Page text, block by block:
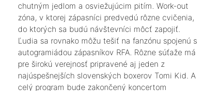
chutným jedlom a osviežujúcim pitím. Work-out
zóna, v ktorej zápasníci predvedú rôzne cvičenia,
do ktorých sa budú návštevníci môcť zapojiť.
Ľudia sa rovnako môžu tešiť na fanzónu spojenú s
autogramiádou zápasníkov RFA. Rôzne súťaže má
pre širokú verejnosť pripravené aj jeden z
najúspešnejších slovenských boxerov Tomi Kid. A
celý program bude zakončený koncertom